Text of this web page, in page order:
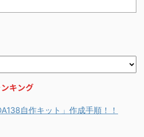
キング
自作キット」作成手順！！